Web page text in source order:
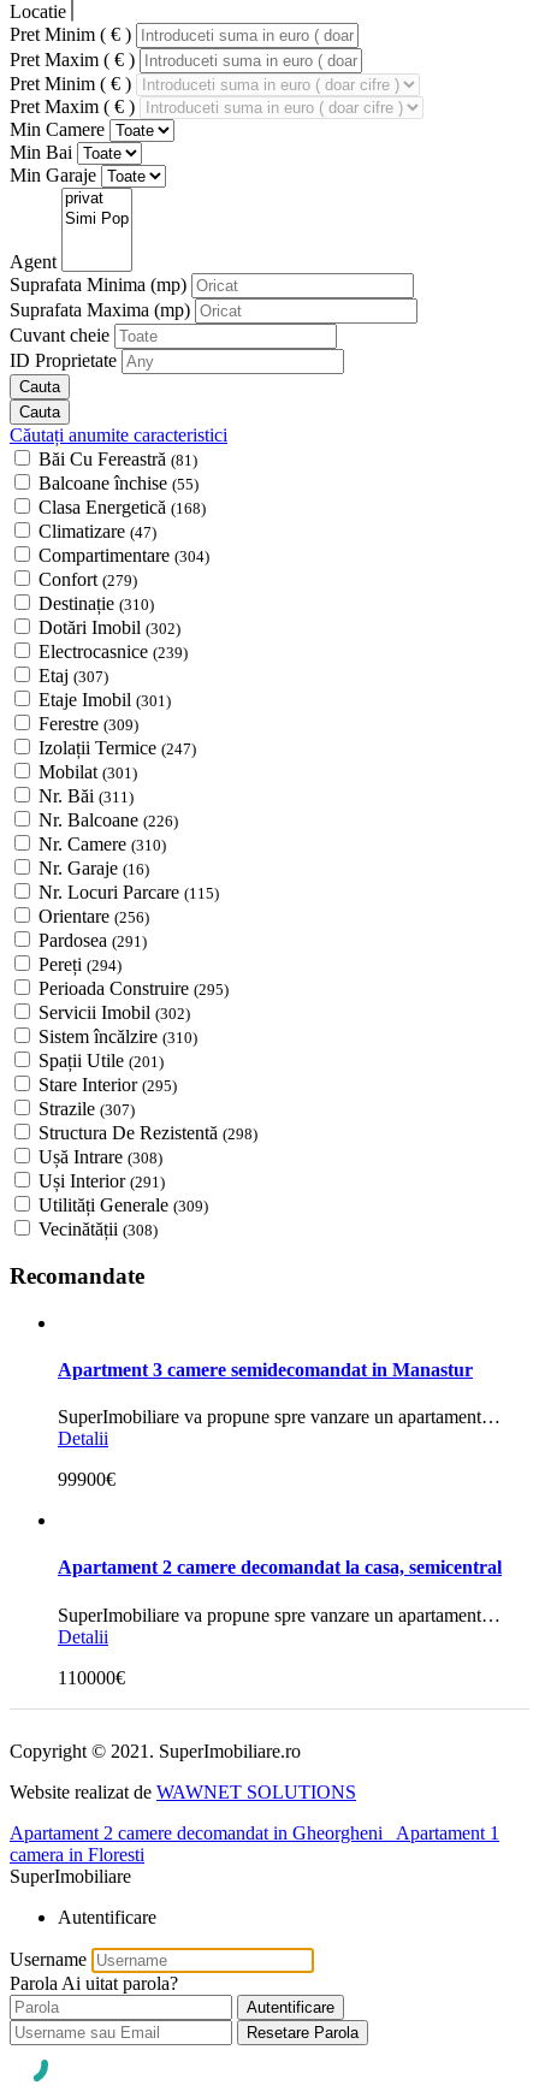
Locatie
Pret Minim ( € )
Pret Maxim ( € )
Pret Minim ( € )
Pret Maxim ( € )
Min Camere
Min Bai
Min Garaje
Agent
Suprafata Minima (mp)
Suprafata Maxima (mp)
Cuvant cheie
ID Proprietate
Căutați anumite caracteristici
Băi Cu Fereastră (81)
Balcoane închise (55)
Clasa Energetică (168)
Climatizare (47)
Compartimentare (304)
Confort (279)
Destinație (310)
Dotări Imobil (302)
Electrocasnice (239)
Etaj (307)
Etaje Imobil (301)
Ferestre (309)
Izolații Termice (247)
Mobilat (301)
Nr. Băi (311)
Nr. Balcoane (226)
Nr. Camere (310)
Nr. Garaje (16)
Nr. Locuri Parcare (115)
Orientare (256)
Pardosea (291)
Pereți (294)
Perioada Construire (295)
Servicii Imobil (302)
Sistem încălzire (310)
Spații Utile (201)
Stare Interior (295)
Strazile (307)
Structura De Rezistentă (298)
Ușă Intrare (308)
Uși Interior (291)
Utilități Generale (309)
Vecinătății (308)
Recomandate
Apartment 3 camere semidecomandat in Manastur
SuperImobiliare va propune spre vanzare un apartament…
Detalii
99900€
Apartament 2 camere decomandat la casa, semicentral
SuperImobiliare va propune spre vanzare un apartament…
Detalii
110000€
Copyright © 2021. SuperImobiliare.ro
Website realizat de WAWNET SOLUTIONS
Apartament 2 camere decomandat in Gheorgheni
Apartament 1
camera in Floresti
SuperImobiliare
Autentificare
Username
Parola Ai uitat parola?
Autentificare
Resetare Parola